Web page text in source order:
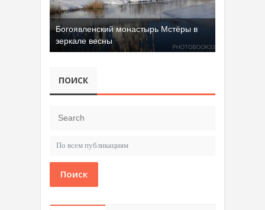
Богоявленский монастырь Мстёры в
зеркале весны
ПОИСК
Поиск